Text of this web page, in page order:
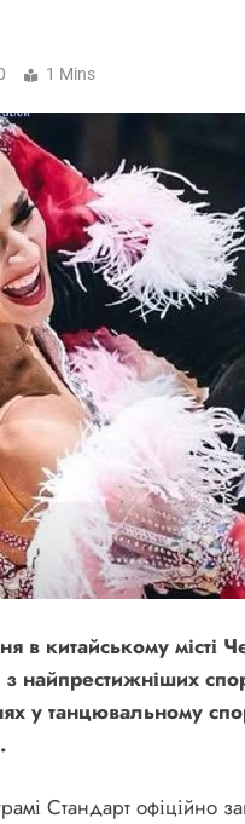
1 Mins
в китайському місті
найпрестижніших
у танцювальному
Стандарт офіційно